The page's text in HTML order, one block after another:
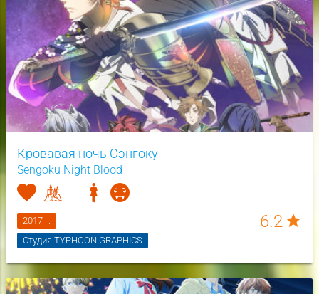
Кровавая ночь Сэнгоку
Sengoku Night Blood
6.2 star
2017 г.
Студия TYPHOON GRAPHICS